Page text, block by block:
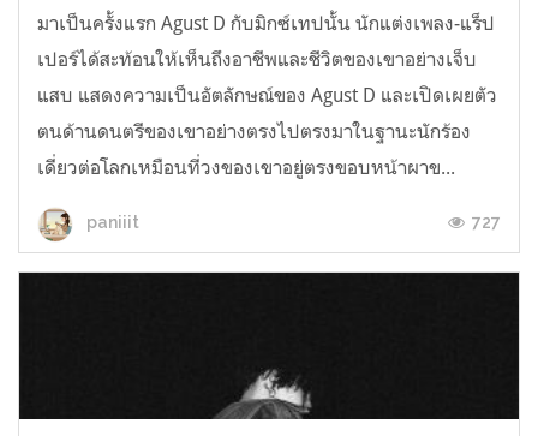
มาเป็นครั้งแรก Agust D กับมิกซ์เทปนั้น นักแต่งเพลง-แร็ป
เปอร์ได้สะท้อนให้เห็นถึงอาชีพและชีวิตของเขาอย่างเจ็บ
แสบ แสดงความเป็นอัตลักษณ์ของ Agust D และเปิดเผยตัว
ตนด้านดนตรีของเขาอย่างตรงไปตรงมาในฐานะนักร้อง
เดี่ยวต่อโลกเหมือนที่วงของเขาอยู่ตรงขอบหน้าผาข...
paniiit 727